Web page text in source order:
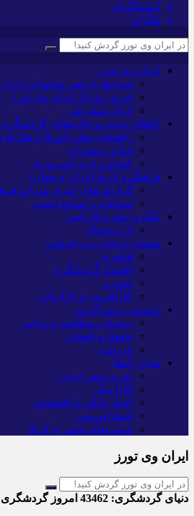
اینستاگرام
تلگرام
ایران وی تورز
شرایط بازنشر محتوا در
خرید رپورتاژ ایران وی تورز
ایران سفر تور
جاهای دیدنی و جاذبه‌های گردشگری
راهنمای سفر (تورها و
غذا و رستوران
کشاورزی و دامپروری
فرهنگ و تاریخ (ایران و جهان)
گزارش‌های خبری میراث
سوغات و صنایع دستی
بانک و بیمه و فارکس
ارزدیجیتال
صنعت و تجارت و خدمات
فناوری
اقتصاد گردشگری
خودرو
کارآفرینی و بازاریابی
عمومی و سرگرمی
پزشکی، سلامت و زیبایی
حقوق و قضایی
ورزشی
سایر راه‌ها
تور و سفر ایرانی
کارا دیلی
اخبار بانکی و اقتصادی
بلیط اتوبوس
مسیرهای نجف به کربلا
ایران وی تورز
دنیای گردشگری: امروز